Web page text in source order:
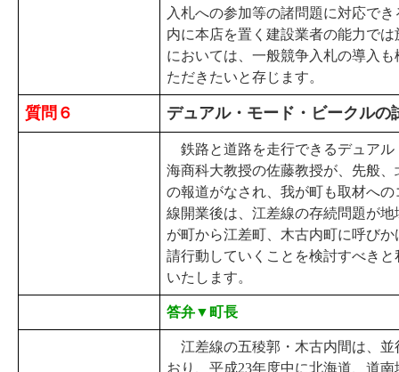
入札への参加等の諸問題に対応で
内に本店を置く建設業者の能力で
においては、一般競争入札の導入
ただきたいと存じます。
質問６ デュアル・モード・ビークルの
鉄路と道路を走行できるデュアル
海商科大教授の佐藤教授が、先般
の報道がなされ、我が町も取材へ
線開業後は、江差線の存続問題が
が町から江差町、木古内町に呼び
請行動していくことを検討すべき
いたします。
答弁▼町長
江差線の五稜郭・木古内間は、並
おり、平成23年度中に北海道、道